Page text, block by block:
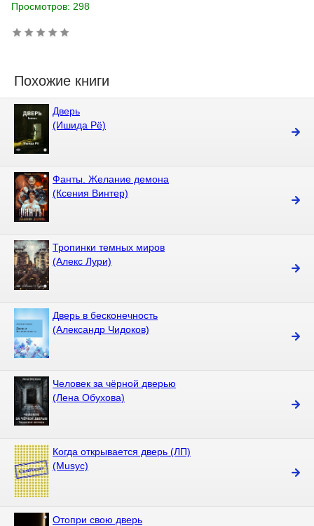
Просмотров: 298
Похожие книги
Дверь
(Ишида Рё)
Фанты. Желание демона
(Ксения Винтер)
Тропинки темных миров
(Алекс Лури)
Дверь в бесконечность
(Александр Чидоков)
Человек за чёрной дверью
(Лена Обухова)
Когда открывается дверь (ЛП)
(Musyc)
Отопри свою дверь